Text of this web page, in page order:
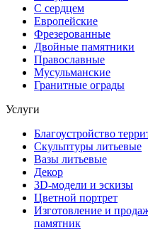
С сердцем
Европейские
Фрезерованные
Двойные памятники
Православные
Мусульманские
Гранитные ограды
Услуги
Благоустройство
Скульптуры литьевые
Вазы литьевые
Декор
3D-модели и эскизы
Цветной портрет
Изготовление и
памятник